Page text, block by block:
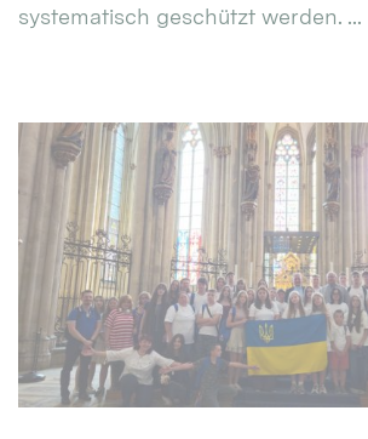
systematisch geschützt werden. ...